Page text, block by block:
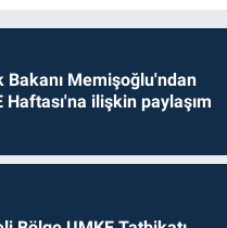
Bakanı Memişoğlu'ndan
Haftası'na ilişkin paylaşım